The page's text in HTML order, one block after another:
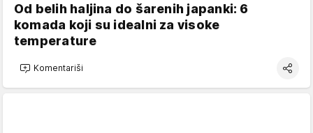
Od belih haljina do šarenih japanki: 6
komada koji su idealni za visoke
temperature
Komentariši